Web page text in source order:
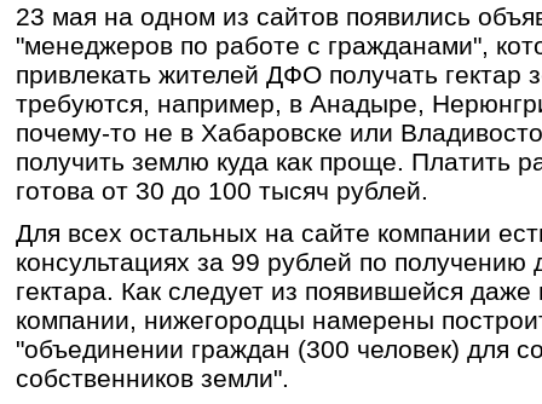
23 мая на одном из сайтов появились
"менеджеров по работе с гражданами",
привлекать жителей ДФО получать гектар
требуются, например, в Анадыре,
почему-то не в Хабаровске или
получить землю куда как проще. Платить
готова от 30 до 100 тысяч рублей.
Для всех остальных на сайте компании
консультациях за 99 рублей по получению
гектара. Как следует из появившейся
компании, нижегородцы намерены
"объединении граждан (300 человек) для
собственников земли".